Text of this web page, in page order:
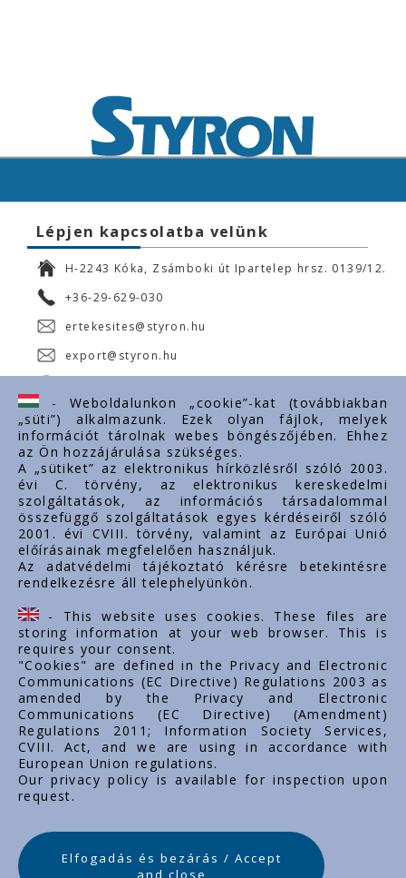
Lépjen kapcsolatba velünk
H-2243 Kóka, Zsámboki út Ipartelep hrsz. 0139/12.
+36-29-629-030
ertekesites@styron.hu
export@styron.hu
Fontos linkek
Rólunk
Dokumentumok
Kapcsolat
Karrier
Cég adatok
Tárhely adatok
Támogatások
- Weboldalunkon „cookie”-kat (továbbiakban
„süti”) alkalmazunk. Ezek olyan fájlok, melyek
információt tárolnak webes böngészőjében. Ehhez
az Ön hozzájárulása szükséges.
A „sütiket” az elektronikus hírközlésről szóló 2003.
évi C. törvény, az elektronikus kereskedelmi
szolgáltatások, az információs társadalommal
összefüggő szolgáltatások egyes kérdéseiről szóló
2001. évi CVIII. törvény, valamint az Európai Unió
előírásainak megfelelően használjuk.
Az adatvédelmi tájékoztató kérésre betekintésre
rendelkezésre áll telephelyünkön.
- This website uses cookies. These files are
storing information at your web browser. This is
requires your consent.
"Cookies" are defined in the Privacy and Electronic
Communications (EC Directive) Regulations 2003 as
amended by the Privacy and Electronic
Communications (EC Directive) (Amendment)
Regulations 2011; Information Society Services,
CVIII. Act, and we are using in accordance with
European Union regulations.
Our privacy policy is available for inspection upon
request.
Elfogadás és bezárás / Accept
and close